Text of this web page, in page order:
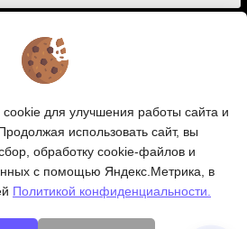
автотоваров в Екатеринбурге
| Разработка сайтов |
конфиденциальности
носит исключительно
и ни при каких условиях
и цены, размещенные на
офертой, определяемой
435 и 437 Гражданского кодекса
РФ.
и наличие товара, будет
для улучшения работы сайта и
использовать сайт, вы
обработку cookie-файлов и
с помощью Яндекс.Метрика, в
Политикой конфиденциальности.